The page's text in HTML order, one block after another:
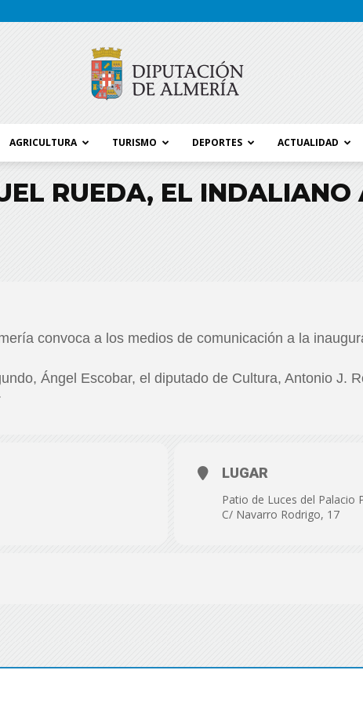
AGRICULTURA TURISMO DEPORTES ACTUALIDAD
RUEDA, EL INDALIANO
convoca a los medios de comunicación a la
Ángel Escobar, el diputado de Cultura, Antonio J.
LUGAR
Patio de Luces del Palacio
C/ Navarro Rodrigo, 17